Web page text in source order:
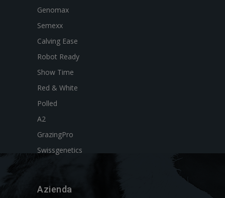
Genomax
Semexx
Calving Ease
Robot Ready
Show Time
Red & White
Polled
A2
GrazingPro
Swissgenetics
Azienda